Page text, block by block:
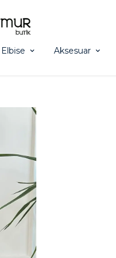
Elbise Aksesuar